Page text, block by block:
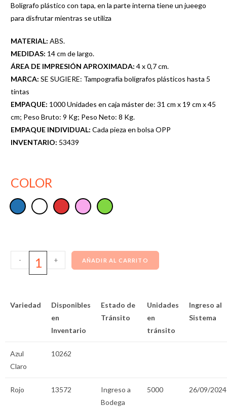
Bolígrafo plástico con tapa, en la parte interna tiene un jueego
para disfrutar mientras se utiliza
MATERIAL: ABS.
MEDIDAS: 14 cm de largo.
ÁREA DE IMPRESIÓN APROXIMADA: 4 x 0,7 cm.
MARCA: SE SUGIERE: Tampografía bolígrafos plásticos hasta 5
tintas
EMPAQUE: 1000 Unidades en caja máster de: 31 cm x 19 cm x 45
cm; Peso Bruto: 9 Kg; Peso Neto: 8 Kg.
EMPAQUE INDIVIDUAL: Cada pieza en bolsa OPP
INVENTARIO: 53439
COLOR
- + AÑADIR AL CARRITO
Variedad
Disponibles
en
Inventario
Estado de
Tránsito
Unidades
en
tránsito
Ingreso al
Sistema
Azul
Claro
10262
Rojo 13572
Ingreso a
Bodega
5000 26/09/2024